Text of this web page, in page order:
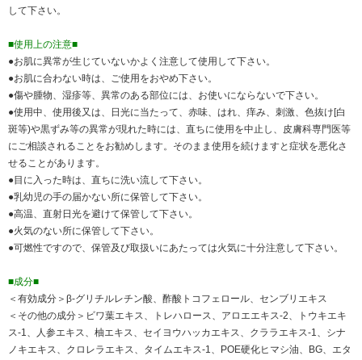
して下さい。
■使用上の注意■
●お肌に異常が生じていないかよく注意して使用して下さい。
●お肌に合わない時は、ご使用をおやめ下さい。
●傷や腫物、湿疹等、異常のある部位には、お使いにならないで下さい。
●使用中、使用後又は、日光に当たって、赤味、はれ、痒み、刺激、色抜け[白
斑等)や黒ずみ等の異常が現れた時には、直ちに使用を中止し、皮膚科専門医等
にご相談されることをお勧めします。そのまま使用を続けますと症状を悪化さ
せることがあります。
●目に入った時は、直ちに洗い流して下さい。
●乳幼児の手の届かない所に保管して下さい。
●高温、直射日光を避けて保管して下さい。
●火気のない所に保管して下さい。
●可燃性ですので、保管及び取扱いにあたっては火気に十分注意して下さい。
■成分■
＜有効成分＞β-グリチルレチン酸、酢酸トコフェロール、センブリエキス
＜その他の成分＞ビワ葉エキス、トレハロース、アロエエキス-2、トウキエキ
ス-1、人参エキス、柚エキス、セイヨウハッカエキス、クララエキス-1、シナ
ノキエキス、クロレラエキス、タイムエキス-1、POE硬化ヒマシ油、BG、エタ